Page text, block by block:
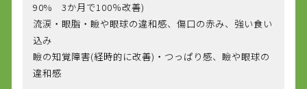
90% 3か月で100％改善)
流涙・眼脂・瞼や眼球の違和感、傷口の赤み、強い食い
込み
瞼の知覚障害(経時的に改善)・つっぱり感、瞼や眼球の
違和感